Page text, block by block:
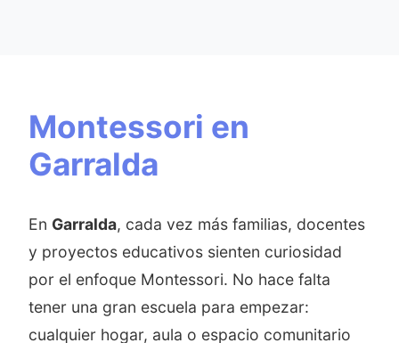
Montessori en
Garralda
En Garralda, cada vez más familias, docentes
y proyectos educativos sienten curiosidad
por el enfoque Montessori. No hace falta
tener una gran escuela para empezar:
cualquier hogar, aula o espacio comunitario